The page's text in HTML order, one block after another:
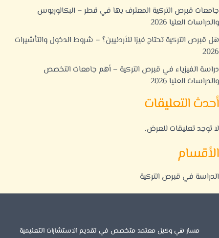
جامعات قبرص التركية المعترف بها في قطر – البكالوريوس
والدراسات العليا 2026
هل قبرص التركية تحتاج فيزا للأردنيين؟ – شروط الدخول والتأشيرات
2026
دراسة الفيزياء في قبرص التركية – أهم جامعات التخصص
والدراسات العليا 2026
أحدث التعليقات
لا توجد تعليقات للعرض.
الأقسام
الدراسة في قبرص التركية
مسار هي وكيل معتمد متخصص في تقديم الاستشارات التعليمية